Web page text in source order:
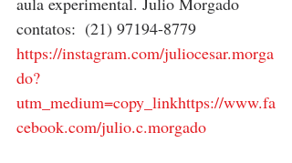
contatos:  (21) 97194-8779
https://instagram.com/juliocesar.morga
do?
utm_medium=copy_linkhttps://www.fa
cebook.com/julio.c.morgado